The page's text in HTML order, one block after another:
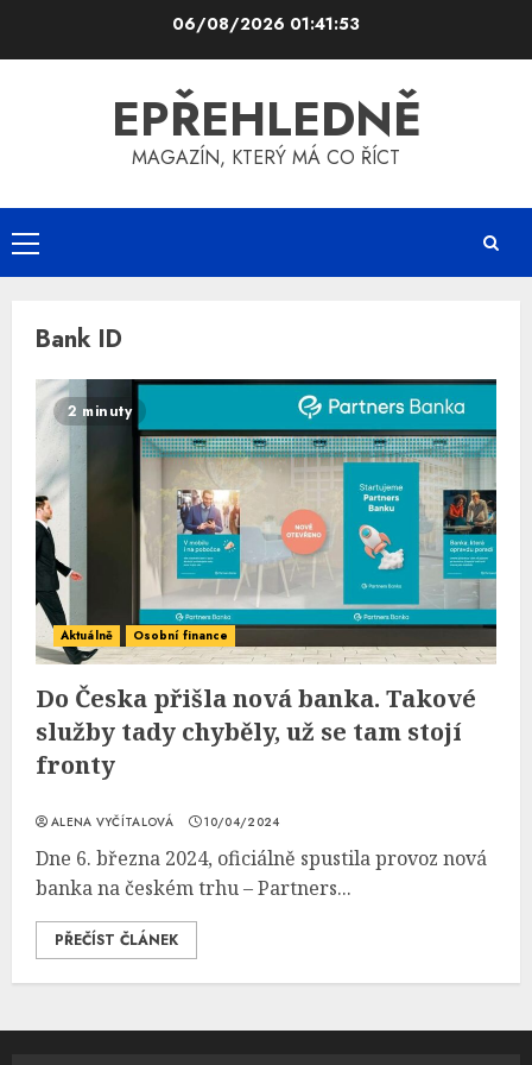
06/08/2026 01:41:54
EPŘEHLEDNĚ
MAGAZÍN, KTERÝ MÁ CO ŘÍCT
Primary
Menu
Bank ID
2 minuty
Aktuálně Osobní finance
Do Česka přišla nová banka. Takové
služby tady chyběly, už se tam stojí
fronty
ALENA VYČÍTALOVÁ 10/04/2024
Dne 6. března 2024, oficiálně spustila provoz nová
banka na českém trhu – Partners...
PŘEČÍST ČLÁNEK